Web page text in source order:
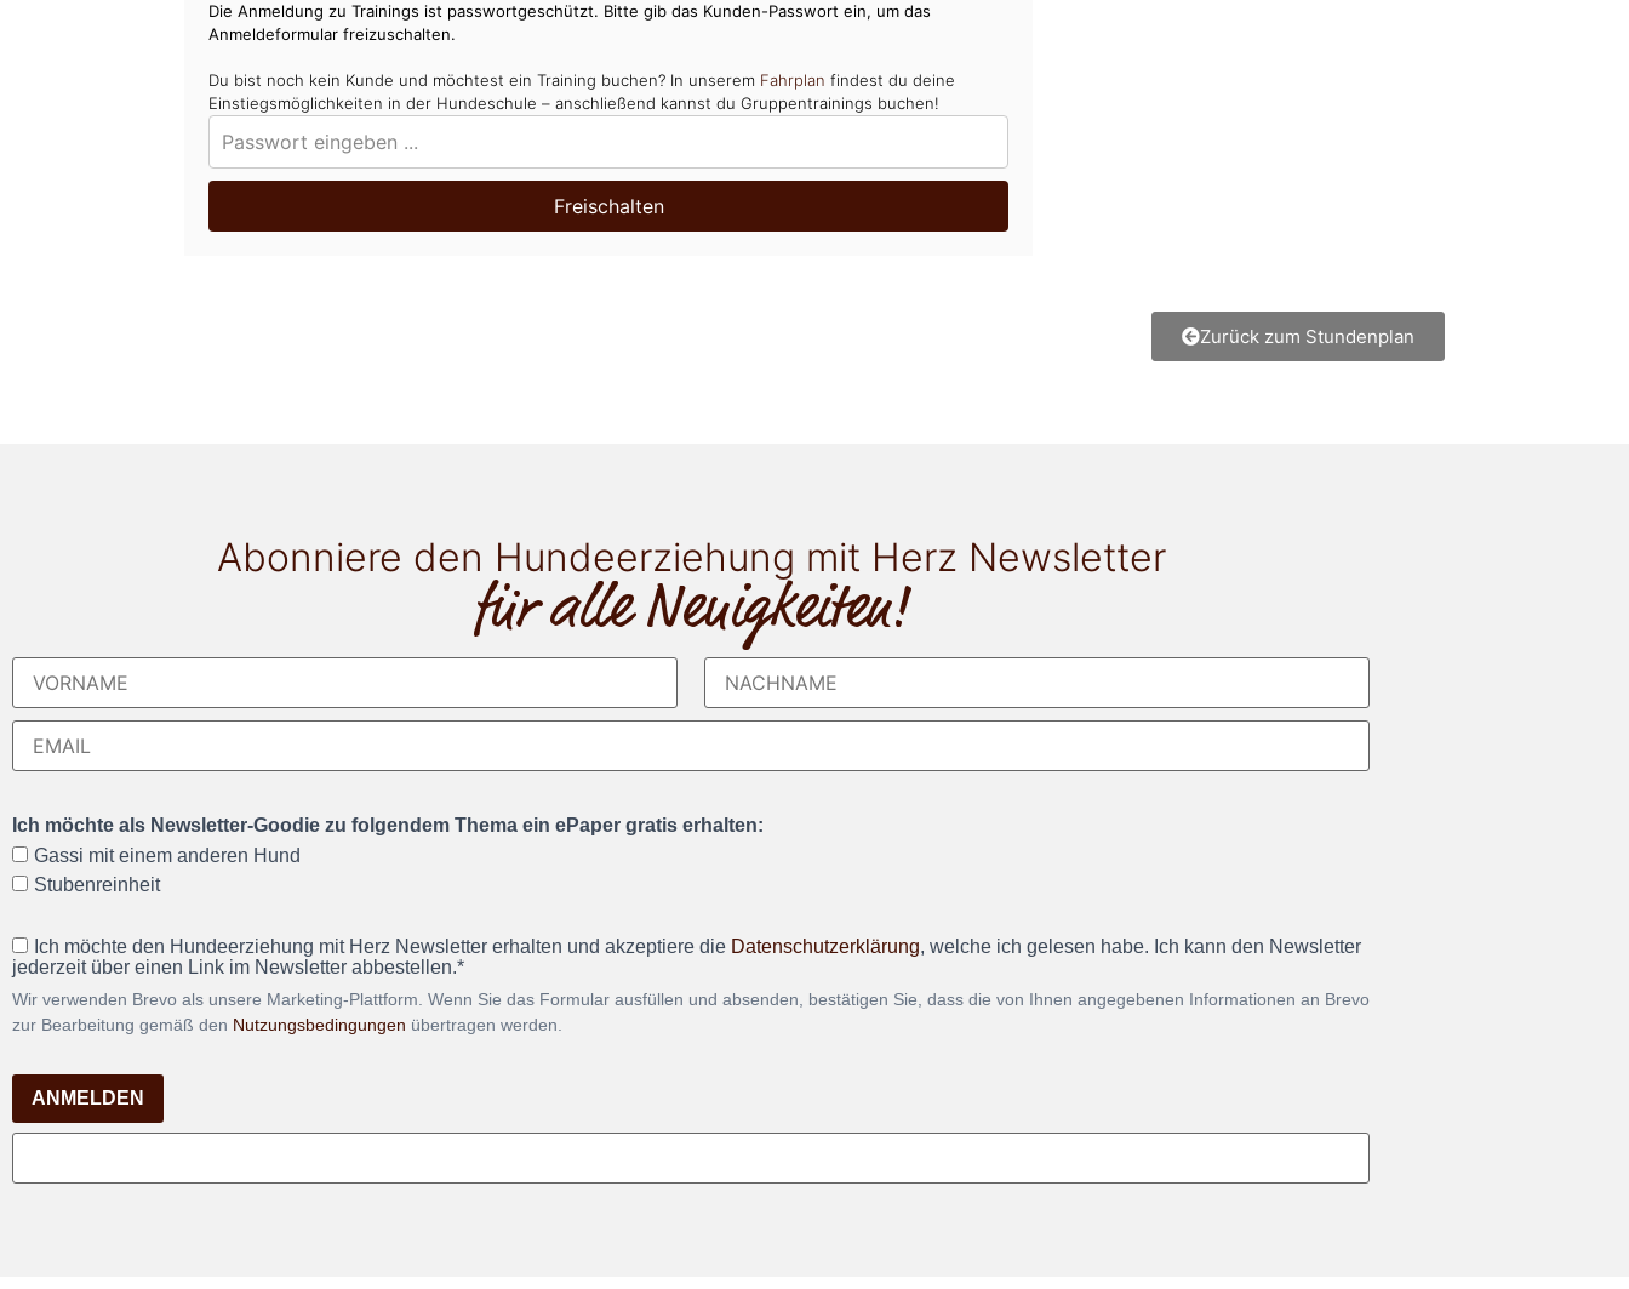
Die Anmeldung zu Trainings ist passwortgeschützt. Bitte gib das Kunden-Passwort ein, um das
Anmeldeformular freizuschalten.
Du bist noch kein Kunde und möchtest ein Training buchen? In unserem Fahrplan findest du deine
Einstiegsmöglichkeiten in der Hundeschule – anschließend kannst du Gruppentrainings buchen!
Freischalten
Zurück zum Stundenplan
Abonniere den Hundeerziehung mit Herz Newsletter
für alle Neuigkeiten!
Ich möchte als Newsletter-Goodie zu folgendem Thema ein ePaper gratis erhalten:
Gassi mit einem anderen Hund
Stubenreinheit
Ich möchte den Hundeerziehung mit Herz Newsletter erhalten und akzeptiere die Datenschutzerklärung, welche ich gelesen habe. Ich kann den Newsletter
jederzeit über einen Link im Newsletter abbestellen.*
Wir verwenden Brevo als unsere Marketing-Plattform. Wenn Sie das Formular ausfüllen und absenden, bestätigen Sie, dass die von Ihnen angegebenen Informationen an Brevo
zur Bearbeitung gemäß den Nutzungsbedingungen übertragen werden.
ANMELDEN